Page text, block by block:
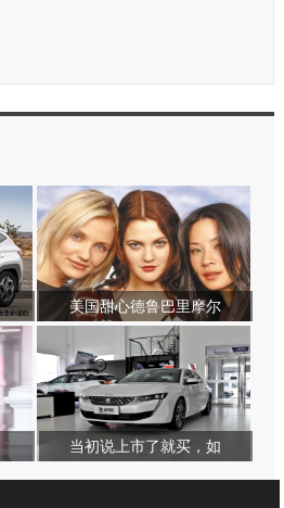
美国甜心德鲁巴里摩尔
当初说上市了就买，如